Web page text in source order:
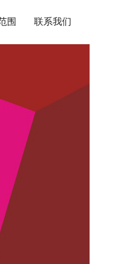
围 联系我们